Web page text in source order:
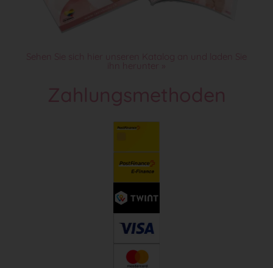
Sehen Sie sich hier unseren Katalog an und laden Sie
ihn herunter »
Zahlungsmethoden